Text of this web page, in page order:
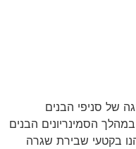
של סניפי הבנים
הסמינריונים הבנים
בקטעי שבירת שגרה